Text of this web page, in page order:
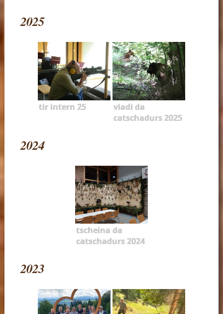
2025
tir intern 25
viadi da
catschadurs 2025
2024
tscheina da
catschadurs 2024
2023